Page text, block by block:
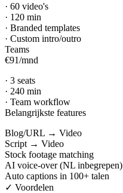
· 60 video's
· 120 min
· Branded templates
· Custom intro/outro
Teams
€91/mnd
· 3 seats
· 240 min
· Team workflow
Belangrijkste features
Blog/URL → Video
Script → Video
Stock footage matching
AI voice-over (NL inbegrepen)
Auto captions in 100+ talen
✓ Voordelen